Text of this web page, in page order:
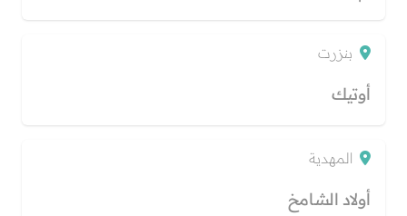
بنزرت
أوتيك
المهدية
أولاد الشامخ